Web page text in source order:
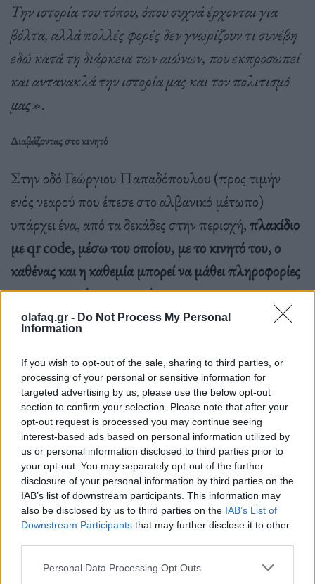
olafaq.gr - Do Not Process My Personal
Information
If you wish to opt-out of the sale, sharing to third parties, or
processing of your personal or sensitive information for
targeted advertising by us, please use the below opt-out
section to confirm your selection. Please note that after your
opt-out request is processed you may continue seeing
interest-based ads based on personal information utilized by
us or personal information disclosed to third parties prior to
your opt-out. You may separately opt-out of the further
disclosure of your personal information by third parties on the
IAB’s list of downstream participants. This information may
also be disclosed by us to third parties on the IAB’s List of
Downstream Participants that may further disclose it to other
Personal Data Processing Opt Outs
Την ιστορία του τόπου, όπου συχνά έρχονται για
βόλτα, αλλά πολλές φορές δεν γνωρίζουν τι συνέβη
εδώ κατά τη διάρκεια των αιώνων, που εκπροσωπεί
και αντανακλά την ιστορία μας και τον πολιτισμό
μας».
Διαβάζοντας στο κινητό
Στην οδό Γεώργιου Παπαδόπουλου (προς τιμήν
ενός νεαρού που έπεσε στο αλβανικό μέτωπο)
υπάρχει ένα, από τα δεκάδες στην περιοχή,πλακίδιο
με qr code, μέσω του οποίου, με το κινητό του, ο
καθένας και η καθεμία μπορεί να μάθει πληροφορίες
για την ιστορία του σημείου.
Οι μαθητές δεν χάνουν ευκαιρία να παίξουν και με
μια κίνηση με το κινητό τους διαβάζουν για το
«Παλαιό Ρήγμα (Εσκί Ντελίκ)», ενώ παρακάτω,
με αντίστοιχο τρόπο, θα μάθουν στη συνέχεια της
διαδρομής για τον Πύργο Μανουήλ Παλαιολόγου
στα Βόρεια τείχη της Ακρόπολης.
Η Πολιτιστική Γειτονιά